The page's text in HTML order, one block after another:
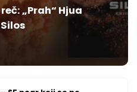
„Prah“ Hjua